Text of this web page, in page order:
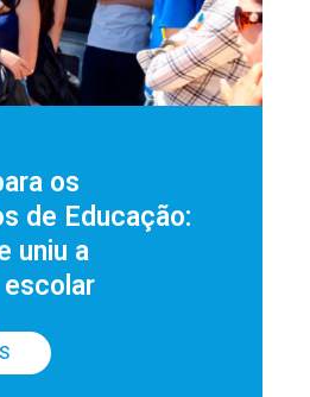
os
de Educação:
uniu a